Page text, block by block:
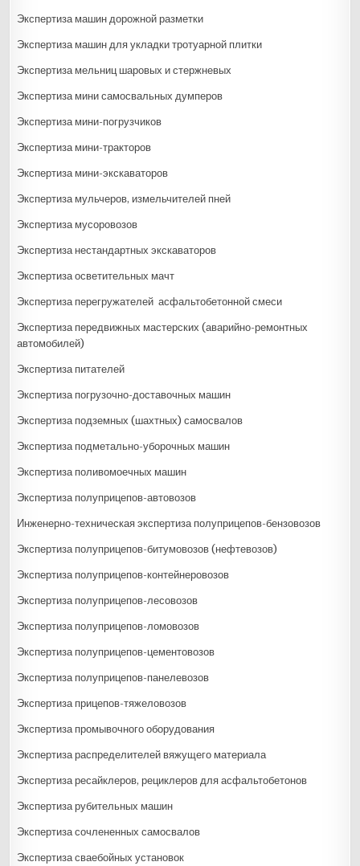
Экспертиза машин дорожной разметки
Экспертиза машин для укладки тротуарной плитки
Экспертиза мельниц шаровых и стержневых
Экспертиза мини самосвальных думперов
Экспертиза мини-погрузчиков
Экспертиза мини-тракторов
Экспертиза мини-экскаваторов
Экспертиза мульчеров, измельчителей пней
Экспертиза мусоровозов
Экспертиза нестандартных экскаваторов
Экспертиза осветительных мачт
Экспертиза перегружателей асфальтобетонной смеси
Экспертиза передвижных мастерских (аварийно-ремонтных
автомобилей)
Экспертиза питателей
Экспертиза погрузочно-доставочных машин
Экспертиза подземных (шахтных) самосвалов
Экспертиза подметально-уборочных машин
Экспертиза поливомоечных машин
Экспертиза полуприцепов-автовозов
Инженерно-техническая экспертиза полуприцепов-бензовозов
Экспертиза полуприцепов-битумовозов (нефтевозов)
Экспертиза полуприцепов-контейнеровозов
Экспертиза полуприцепов-лесовозов
Экспертиза полуприцепов-ломовозов
Экспертиза полуприцепов-цементовозов
Экспертиза полуприцепов-панелевозов
Экспертиза прицепов-тяжеловозов
Экспертиза промывочного оборудования
Экспертиза распределителей вяжущего материала
Экспертиза ресайклеров, рециклеров для асфальтобетонов
Экспертиза рубительных машин
Экспертиза сочлененных самосвалов
Экспертиза сваебойных установок